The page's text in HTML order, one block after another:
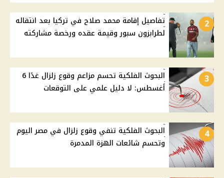
2
تفاصيل إقامة محمد صلاح في تركيا بعد انتقاله
لطرابزون سبور وقيمة عقده ورخصة مشاركته
3
البحوث الفلكية تحسم مزاعم وقوع زلزال غدًا 6
أغسطس: لا دليل علمي على التوقعات
4
البحوث الفلكية تنفي وقوع زلزال في مصر اليوم
وتحسم شائعات الهزة المدمرة